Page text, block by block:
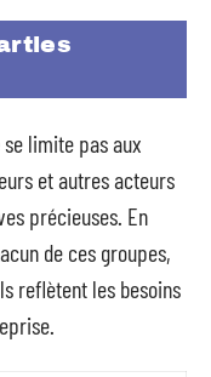
limite pas aux
et autres acteurs
précieuses. En
de ces groupes,
reflètent les besoins